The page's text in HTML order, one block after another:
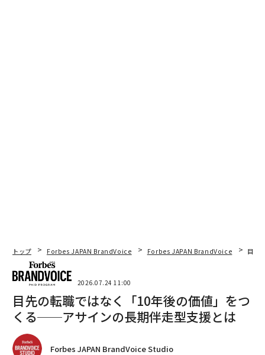
トップ Forbes JAPAN BrandVoice Forbes JAPAN BrandVoice 目先
2026.07.24 11:00
目先の転職ではなく「10年後の価値」をつ
くる──アサインの長期伴走型支援とは
Forbes JAPAN BrandVoice Studio